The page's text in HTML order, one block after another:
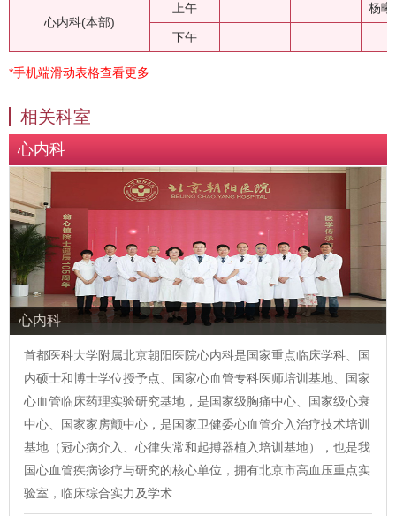
心内科(本部)
上午 杨
下午
*手机端滑动表格查看更多
相关科室
心内科
心内科
首都医科大学附属北京朝阳医院心内科是国家重点临床学科、国
内硕士和博士学位授予点、国家心血管专科医师培训基地、国家
心血管临床药理实验研究基地，是国家级胸痛中心、国家级心衰
中心、国家家房颤中心，是国家卫健委心血管介入治疗技术培训
基地（冠心病介入、心律失常和起搏器植入培训基地），也是我
国心血管疾病诊疗与研究的核心单位，拥有北京市高血压重点实
验室，临床综合实力及学术…